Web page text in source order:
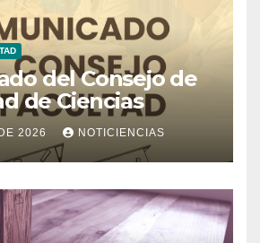
del Consejo de
de Ciencias
2026 NOTICIENCIAS